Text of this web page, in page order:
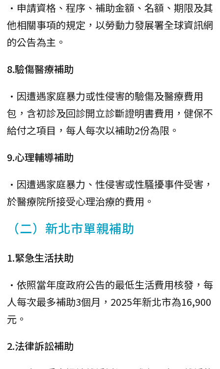
•申請資格、程序、補助金額、名額、期限及其
他相關事項的規定，以勞動力發展署全球資訊網
的公告為主。
8.驗傷醫療補助
•因遭遇家庭暴力或性侵害的驗傷及醫療費用
包，含初診及回診開立診斷證明書費用，健保不
給付之項目，每人每次以補助2份為限。
9.心理輔導補助
•因遭遇家庭暴力、性侵害或性騷擾事件受害，
於醫療院所接受心理治療的費用。
（二）新北市單親補助
1.緊急生活扶助
•依照當年度政府公告的最低生活費用核發，每
人每次最多補助3個月，2025年新北市為16,900
元。
2.法律訴訟補助